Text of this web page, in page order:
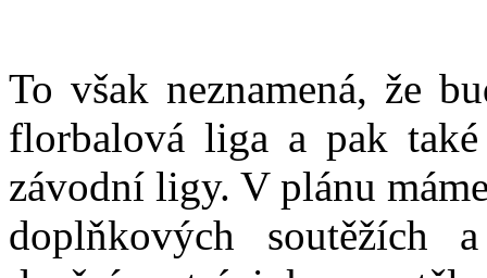
To však neznamená, že
florbalová liga a pak
závodní ligy. V plánu
doplňkových soutěžích